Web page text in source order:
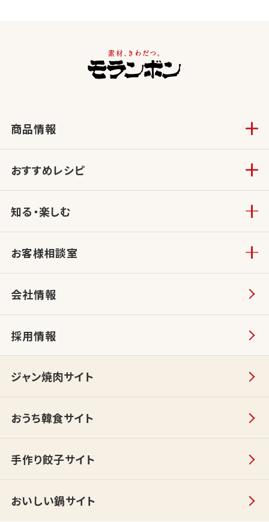
商品情報
おすすめレシピ
知る・楽しむ
お客様相談室
会社情報
採用情報
ジャン焼肉サイト
おうち韓食サイト
手作り餃子サイト
おいしい鍋サイト